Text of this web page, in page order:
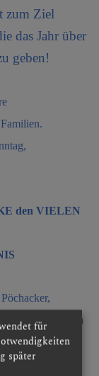
zum Ziel
das Jahr über
geben!
den VIELEN
und Karin
für
später